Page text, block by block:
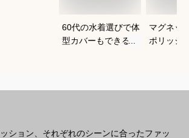
60代の水着選びで体
型カバーもできるお
マグネッ
ポリッシ
ション、それぞれのシーンに合ったファッ